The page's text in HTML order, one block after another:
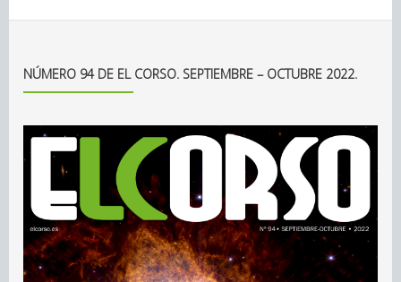
NÚMERO 94 DE EL CORSO. SEPTIEMBRE – OCTUBRE 2022.